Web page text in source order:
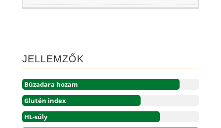
JELLEMZŐK
Búzadara hozam
Glutén index
HL-súly